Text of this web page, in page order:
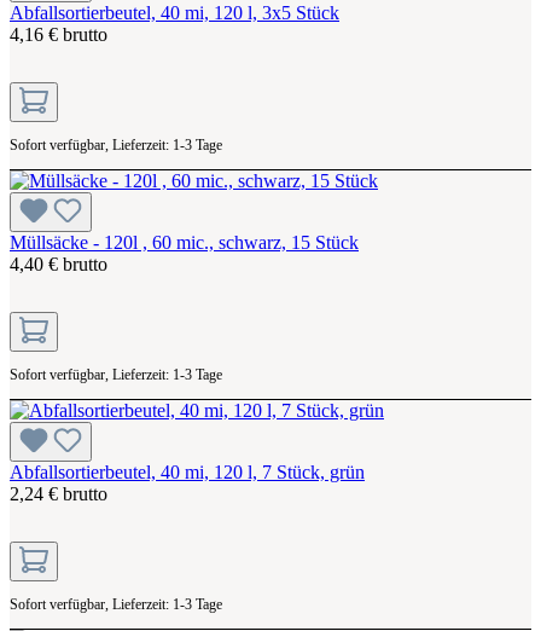
Abfallsortierbeutel, 40 mi, 120 l, 3x5 Stück
4,16 € brutto
Sofort verfügbar, Lieferzeit: 1-3 Tage
Müllsäcke - 120l , 60 mic., schwarz, 15 Stück
4,40 € brutto
Sofort verfügbar, Lieferzeit: 1-3 Tage
Abfallsortierbeutel, 40 mi, 120 l, 7 Stück, grün
2,24 € brutto
Sofort verfügbar, Lieferzeit: 1-3 Tage